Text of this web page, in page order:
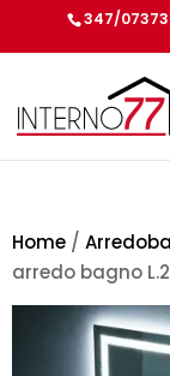
347/
Home /
arredo bagno